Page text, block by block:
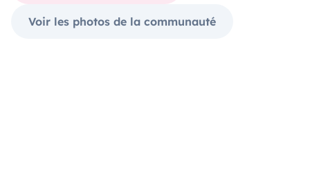
Voir les photos de la communauté